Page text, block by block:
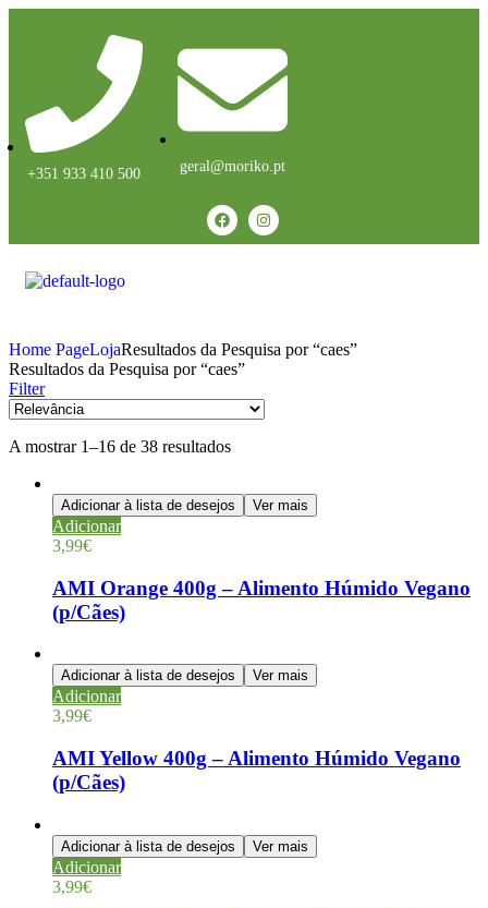
+351 933 410 500 geral@moriko.pt
Home PageLojaResultados da Pesquisa por “caes”
Resultados da Pesquisa por “caes”
Filter
A mostrar 1–16 de 38 resultados
Adicionar à lista de desejos Ver mais
Adicionar
3,99€
AMI Orange 400g – Alimento Húmido Vegano
(p/Cães)
Adicionar à lista de desejos Ver mais
Adicionar
3,99€
AMI Yellow 400g – Alimento Húmido Vegano
(p/Cães)
Adicionar à lista de desejos Ver mais
Adicionar
3,99€